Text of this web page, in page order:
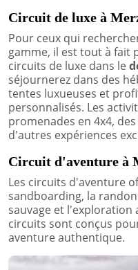
Circuit de luxe à
Pour ceux qui
gamme, il est tout à fait
circuits de luxe dans le
séjournerez dans des
tentes luxueuses et
personnalisés. Les
promenades en 4x4,
d'autres expériences
Circuit d'aventure à
Les circuits d'aventure
sandboarding, la
sauvage et l'exploration
circuits sont conçus
aventure authentique.